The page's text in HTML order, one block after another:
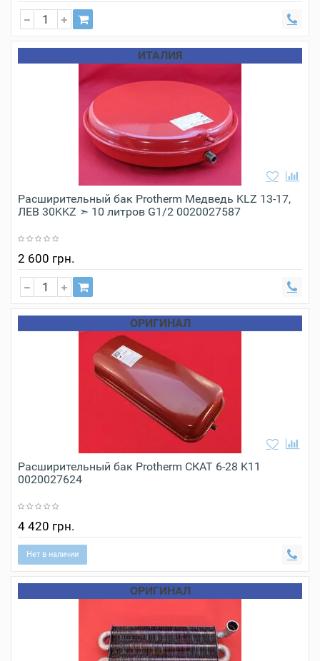
ИТАЛИЯ
Расширительный бак Protherm Медведь KLZ 13-17,
ЛЕВ 30KKZ ➣ 10 литров G1/2 0020027587
2 600 грн.
ОРИГИНАЛ
Расширительный бак Protherm СКАТ 6-28 K11
0020027624
4 420 грн.
Нет в наличии
ОРИГИНАЛ